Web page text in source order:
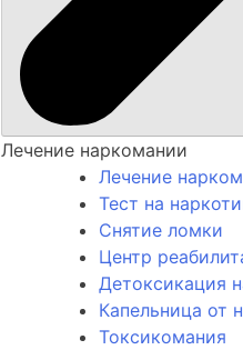
Лечение наркомании
Лечение
Тест на
Снятие ломки
Центр
Детоксикация
Капельница от
Токсикомания